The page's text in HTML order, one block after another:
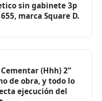
sin gabinete 3p
marca Square D.
Cementar (Hhh) 2”
de obra, y todo lo
ejecución del